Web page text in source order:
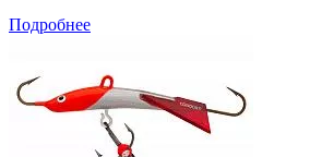
Подробнее